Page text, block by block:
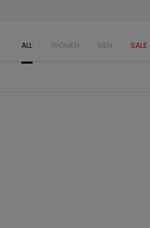
ALL WOMEN MEN SALE